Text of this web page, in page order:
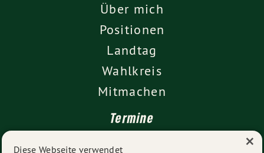
Über mich
Positionen
Landtag
Wahlkreis
Mitmachen
Termine
Diese Webseite verwendet ×